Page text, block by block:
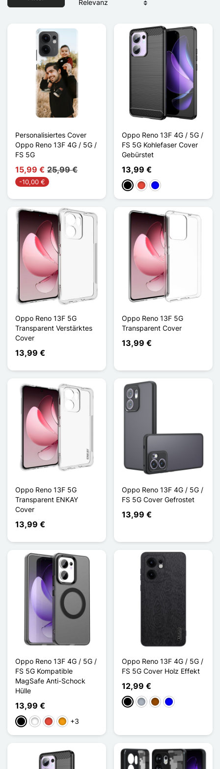
Personalisiertes Cover
Oppo Reno 13F 4G / 5G /
FS 5G
15,99 € 25,99 €
-10,00 €
Oppo Reno 13F 4G / 5G /
FS 5G Kohlefaser Cover
Gebürstet
13,99 €
Schwarz
Rot Blau
Oppo Reno 13F 5G
Transparent Verstärktes
Cover
13,99 €
Oppo Reno 13F 5G
Transparent Cover
13,99 €
Oppo Reno 13F 5G
Transparent ENKAY
Cover
13,99 €
Oppo Reno 13F 4G / 5G /
FS 5G Cover Gefrostet
13,99 €
Oppo Reno 13F 4G / 5G /
FS 5G Kompatible
MagSafe Anti-Schock
Hülle
13,99 €
Schwarz
WeißRot Orange
+3
Oppo Reno 13F 4G / 5G /
FS 5G Cover Holz Effekt
12,99 €
Schwarz
GrauBraunBlau